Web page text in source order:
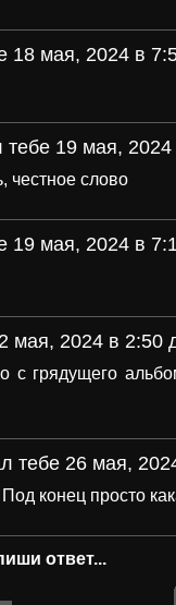
18 мая, 2024 в
тебе 19 мая,
честное слово
19 мая, 2024 в
мая, 2024 в 2:50
с грядущего
тебе 26 мая,
конец просто
ответ...